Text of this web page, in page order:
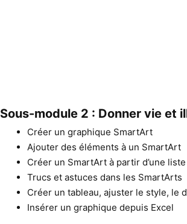
Sous-module 2 : Donner vie et
Créer un graphique SmartArt
Ajouter des éléments à un SmartArt
Créer un SmartArt à partir d’une
Trucs et astuces dans les SmartArts
Créer un tableau, ajuster le style, le
Insérer un graphique depuis Excel